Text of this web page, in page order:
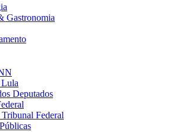
Gastronomia
Deputados
Federal